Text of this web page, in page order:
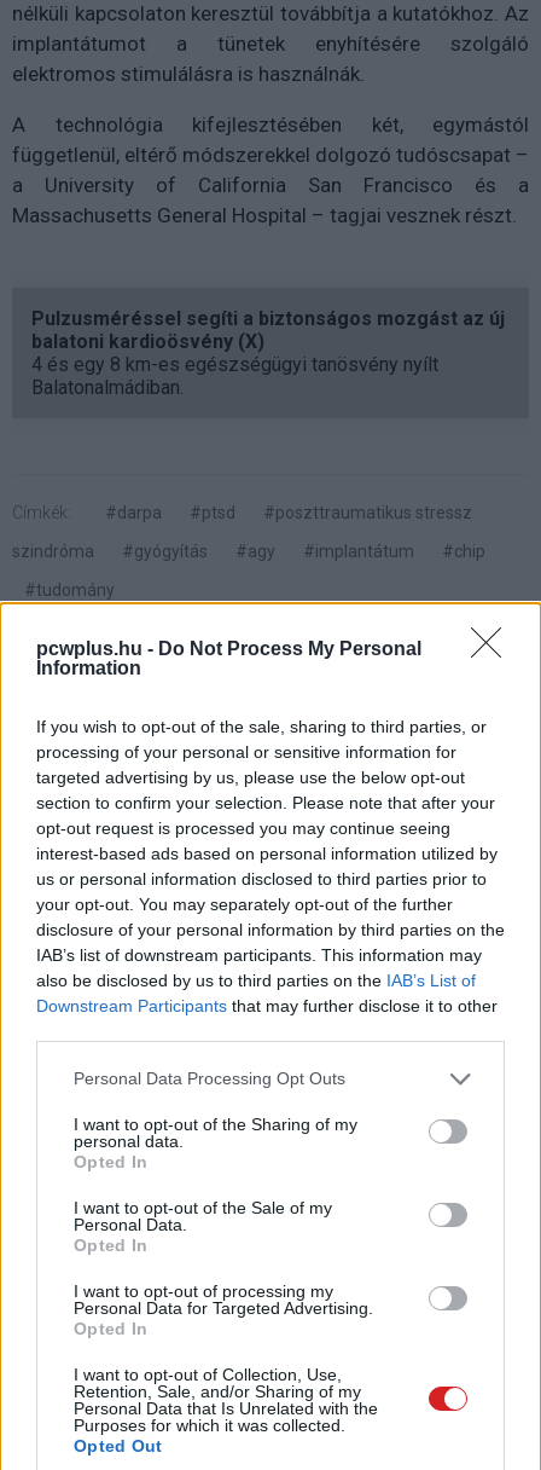
pcwplus.hu - Do Not Process My Personal
Information
If you wish to opt-out of the sale, sharing to third parties, or
processing of your personal or sensitive information for
targeted advertising by us, please use the below opt-out
section to confirm your selection. Please note that after your
opt-out request is processed you may continue seeing
interest-based ads based on personal information utilized by
us or personal information disclosed to third parties prior to
your opt-out. You may separately opt-out of the further
disclosure of your personal information by third parties on the
IAB’s list of downstream participants. This information may
also be disclosed by us to third parties on the IAB’s List of
Downstream Participants that may further disclose it to other
Please note that this website/app uses one or more Google
not limited to your visit or usage behaviour. You may click to
grant or deny consent to Google and its third-party tags to
use your data for below specified purposes in below Google
consent section.
Personal Data Processing Opt Outs
I want to opt-out of the Sharing of my
personal data.
Opted In
I want to opt-out of the Sale of my
Personal Data.
Opted In
I want to opt-out of processing my
Personal Data for Targeted Advertising.
Opted In
I want to opt-out of Collection, Use,
Retention, Sale, and/or Sharing of my
Personal Data that Is Unrelated with the
Purposes for which it was collected.
Opted Out
nélküli kapcsolaton keresztül továbbítja a kutatókhoz. Az
implantátumot a tünetek enyhítésére szolgáló
elektromos stimulálásra is használnák.
A technológia kifejlesztésében két, egymástól
függetlenül, eltérő módszerekkel dolgozó tudóscsapat –
a University of California San Francisco és a
Massachusetts General Hospital – tagjai vesznek részt.
Pulzusméréssel segíti a biztonságos mozgást az új
balatoni kardioösvény (X)
4 és egy 8 km-es egészségügyi tanösvény nyílt
Balatonalmádiban.
Címkék: #darpa #ptsd
#poszttraumatikus stressz
szindróma
#gyógyítás #agy #implantátum
#chip
#tudomány
A játékosoknak kedvez az
ASUS új laptopja
Kedvencekhez
Harangi László | 2014 május 29. 09:00
A G550JK egy kompakt, 15,6 hüvelykes
erőműnek ígérkezik.
Az ASUS a G550JK kódnévre keresztelt gépével
egy játékosoknak szántlaptop, amely nem csak könnyen
hordozható, de gyakorlatilag egy 15,6 hüvelykes
i7 processzort egy NVIDIA GeForce GTX 850M GPU
egészíti ki, így a teljesítményre nem lehet panasz.
A lapos külsőben rejtőző GPU-t ráadásul az ASUS